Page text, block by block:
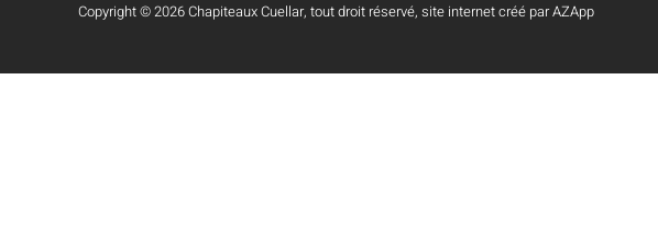
Copyright © 2026 Chapiteaux Cuellar, tout droit réservé, site internet créé par AZApp